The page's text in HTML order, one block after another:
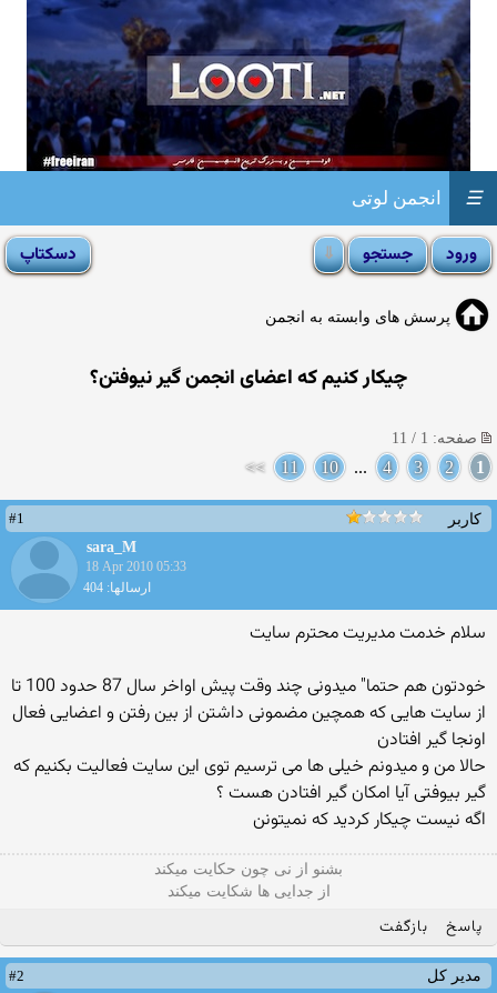
انجمن لوتی ☰
پرسش های وابسته به انجمن
چیکار کنیم که اعضای انجمن گیر نیوفتن؟
صفحه: 1 / 11
1
2
3
4
...
10
11
>>
کاربر
#1
sara_M
18 Apr 2010 05:33
ارسالها: 404
سلام خدمت مدیریت محترم سایت
خودتون هم حتما" میدونی چند وقت پیش اواخر سال 87 حدود 100 تا
از سایت هایی که همچین مضمونی داشتن از بین رفتن و اعضایی فعال
اونجا گیر افتادن
حالا من و میدونم خیلی ها می ترسیم توی این سایت فعالیت بکنیم که
گیر بیوفتی آیا امکان گیر افتادن هست ؟
اگه نیست چیکار کردید که نمیتونن
بشنو از نی چون حکایت میکند
از جدایی ها شکایت میکند
پاسخ بازگفت
مدیر کل
#2